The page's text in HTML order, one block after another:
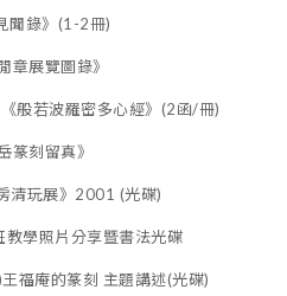
聞錄》(1-2冊)
章展覽圖錄》
般若波羅密多心經》(2函/冊)
篆刻留真》
清玩展》2001 (光碟)
學照片分享暨書法光碟
福庵的篆刻 主題講述(光碟)